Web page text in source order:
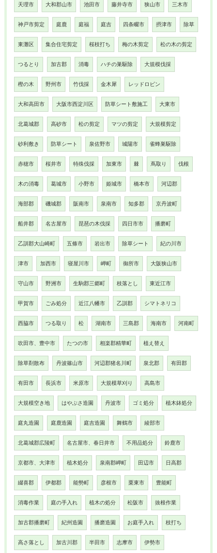
天理市 大和郡山市 池田市 藤井寺市 狭山市 三木市
神戸市剪定 庭鹿 庭福 庭吉 四条畷市 摂津市 除草
東灘区 集合住宅剪定 桜枝打ち 梅の木剪定 松の木の剪定
つるとり 加古郡 消毒 ハチの巣駆除 大規模伐採
樫の木 野州市 竹伐採 金木犀 レッドロビン
大和高田市 大阪市西淀川区 防草シート敷施工 大東市
北葛城郡 高砂市 松の剪定 マツの剪定 大規模剪定
砂利敷き 防草シート 泉佐野市 城陽市 雀蜂巣駆除
赤穂市 桜井市 特殊伐採 加東市 棘 蔦取り 伐根
木の消毒 葛城市 小野市 姫城市 橋本市 河辺郡
海部郡 磯城郡 阪南市 泉南市 知多郡 京丹波町
船井郡 名古屋市 琵琶の木伐採 四日市市 播磨町
乙訓郡大山崎町 五條市 岩出市 除草シート 紀の川市
津市 加西市 寝屋川市 岬町 御所市 大阪狭山市
守山市 野洲市 生駒郡三郷町 枝落とし 東近江市
甲賀市 ごみ処分 近江八幡市 乙訓郡 シマトネリコ
西脇市 つる取り 松 湖南市 三島郡 海南市 河南町
吹田市、豊中市 たつの市 相楽郡精華町 植え替え
除草剤散布 丹波篠山市 河辺郡猪名川町 泉北郡 有田郡
有田市 長浜市 米原市 大規模草刈り 高島市
大規模空き地 はやぶさ造園 丹波市 ゴミ処分 植木鉢処分
庭丸造園 庭鹿造園 庭吉造園 舞鶴市 綾部市
北葛城郡広陵町 名古屋市、春日井市 不用品処分 鈴鹿市
京都市、大津市 植木処分 泉南郡岬町 田辺市 日高郡
綴喜郡 伊都郡 能勢町 彦根市 栗東市 豊能町
消毒作業 庭の手入れ 植木の処分 松阪市 抜根作業
加古郡播磨町 紀州造園 播磨造園 お庭手入れ 枝打ち
高さ落とし 加古川郡 半田市 志摩市 伊勢市